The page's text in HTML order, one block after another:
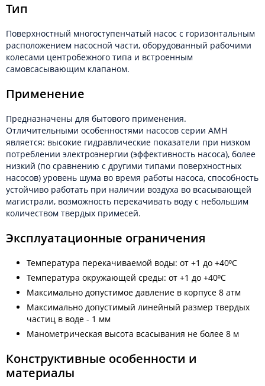
Тип
Поверхностный многоступенчатый насос с горизонтальным
расположением насосной части, оборудованный рабочими
колесами центробежного типа и встроенным
самовсасывающим клапаном.
Применение
Предназначены для бытового применения.
Отличительными особенностями насосов серии АМН
является: высокие гидравлические показатели при низком
потреблении электроэнергии (эффективность насоса), более
низкий (по сравнению с другими типами поверхностных
насосов) уровень шума во время работы насоса, способность
устойчиво работать при наличии воздуха во всасывающей
магистрали, возможность перекачивать воду с небольшим
количеством твердых примесей.
Эксплуатационные ограничения
Температура перекачиваемой воды: от +1 до +40⁰С
Температура окружающей среды: от +1 до +40⁰С
Максимально допустимое давление в корпусе 8 атм
Максимально допустимый линейный размер твердых
частиц в воде - 1 мм
Манометрическая высота всасывания не более 8 м
Конструктивные особенности и
материалы